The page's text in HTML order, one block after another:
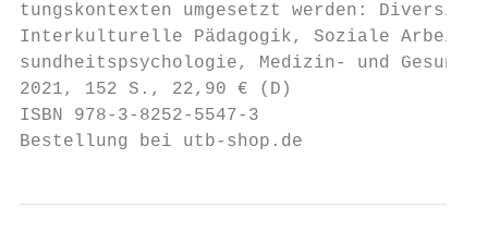
tungskontexten umgesetzt werden:
Interkulturelle Pädagogik, Soziale Arbeit,
sundheitspsychologie, Medizin- und
2021, 152 S., 22,90 € (D)
ISBN 978-3-8252-5547-3
Bestellung bei utb-shop.de